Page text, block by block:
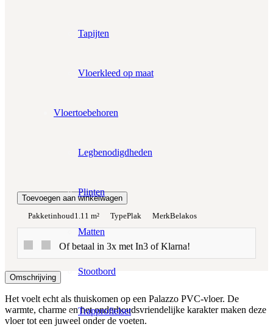
Tapijten
Vloerkleed op maat
Vloertoebehoren
Legbenodigdheden
Plinten
Matten
Stootbord
Trapprofielset
Zonder snijverlies
Totaalprijs:
Toevoegen aan winkelwagen
Pakketinhoud1.11 m² TypePlak MerkBelakos
Of betaal in 3x met In3 of Klarna!
Omschrijving
Het voelt echt als thuiskomen op een Palazzo PVC-vloer. De
warmte, charme en het onderhoudsvriendelijke karakter maken deze
vloer tot een juweel onder de voeten.